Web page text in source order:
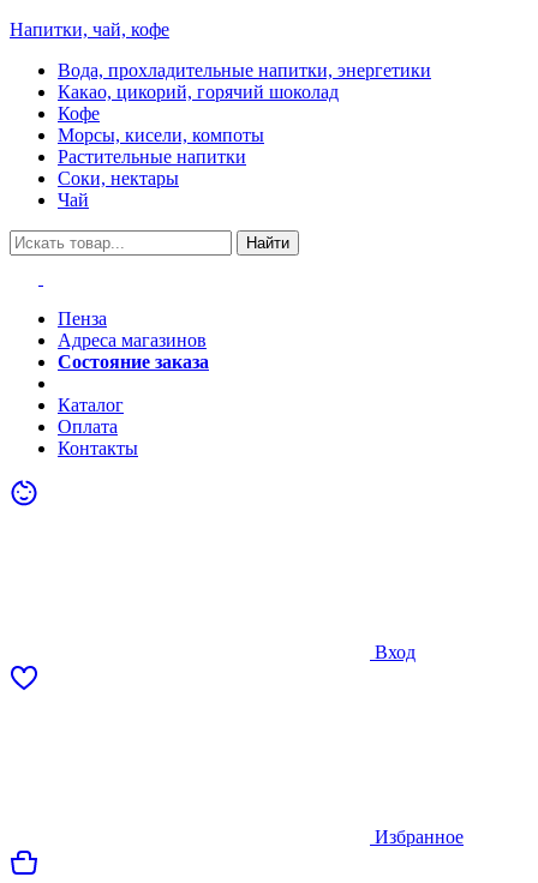
Напитки, чай, кофе
Вода, прохладительные напитки, энергетики
Какао, цикорий, горячий шоколад
Кофе
Морсы, кисели, компоты
Растительные напитки
Соки, нектары
Чай
Найти
Пенза
Адреса магазинов
Состояние заказа
Каталог
Оплата
Контакты
Вход
Избранное